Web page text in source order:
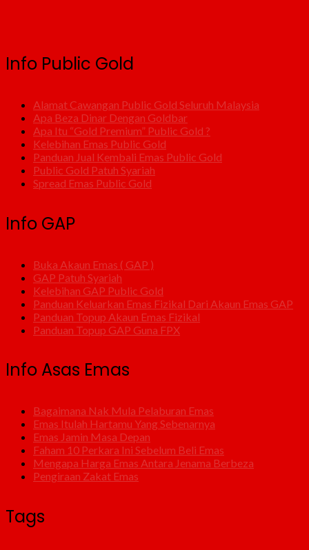
Info Public Gold
Alamat Cawangan Public Gold Seluruh Malaysia
Apa Beza Dinar Dengan Goldbar
Apa Itu “Gold Premium” Public Gold ?
Kelebihan Emas Public Gold
Panduan Jual Kembali Emas Public Gold
Public Gold Patuh Syariah
Spread Emas Public Gold
Info GAP
Buka Akaun Emas ( GAP )
GAP Patuh Syariah
Kelebihan GAP Public Gold
Panduan Keluarkan Emas Fizikal Dari Akaun Emas GAP
Panduan Topup Akaun Emas Fizikal
Panduan Topup GAP Guna FPX
Info Asas Emas
Bagaimana Nak Mula Pelaburan Emas
Emas Itulah Hartamu Yang Sebenarnya
Emas Jamin Masa Depan
Faham 10 Perkara Ini Sebelum Beli Emas
Mengapa Harga Emas Antara Jenama Berbeza
Pengiraan Zakat Emas
Tags